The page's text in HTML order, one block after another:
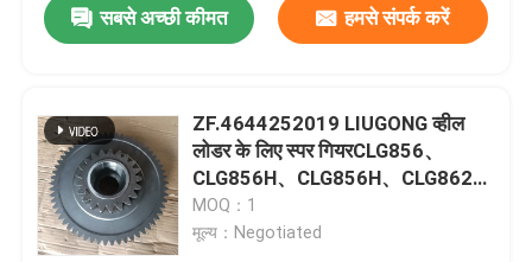
सबसे अच्छी कीमत हमसे संपर्क करें
ZF.4644252019 LIUGONG व्हील
लोडर के लिए स्पर गियरCLG856、
CLG856H、CLG856H、CLG862、
CLG862H、CLG870H ट्रांसमिशन
6WG200、4WG200
MOQ：1
मूल्य：Negotiated